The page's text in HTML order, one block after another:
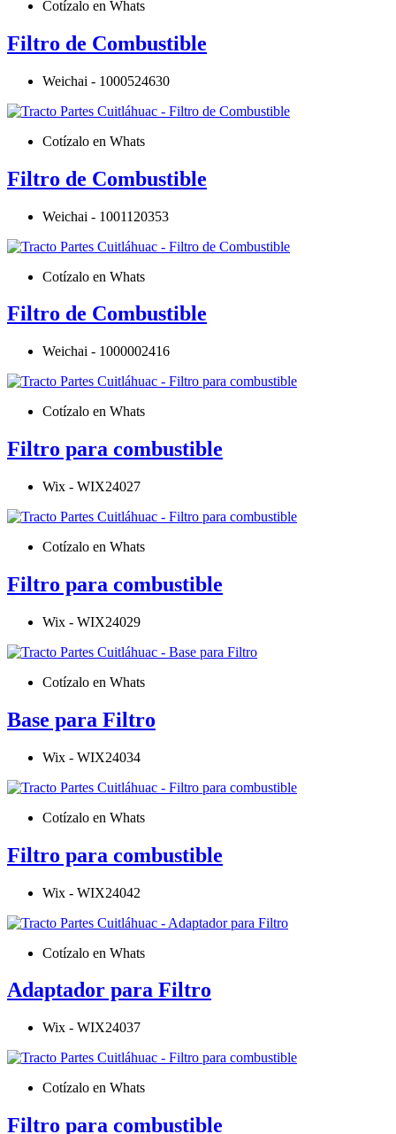
Cotízalo en Whats
Filtro de Combustible
Weichai - 1000524630
Cotízalo en Whats
Filtro de Combustible
Weichai - 1001120353
Cotízalo en Whats
Filtro de Combustible
Weichai - 1000002416
Cotízalo en Whats
Filtro para combustible
Wix - WIX24027
Cotízalo en Whats
Filtro para combustible
Wix - WIX24029
Cotízalo en Whats
Base para Filtro
Wix - WIX24034
Cotízalo en Whats
Filtro para combustible
Wix - WIX24042
Cotízalo en Whats
Adaptador para Filtro
Wix - WIX24037
Cotízalo en Whats
Filtro para combustible